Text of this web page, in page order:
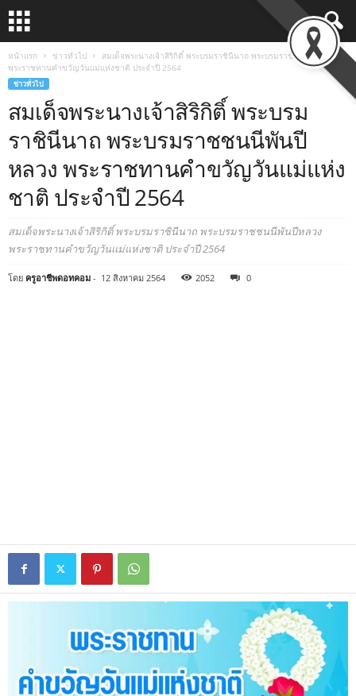
หน้าแรก ข่าวทั่วไป
สมเด็จพระนางเจ้าสิริกิติ์ พระบรมราชินีนาถ พระบรมราชชนนีพันปีหลวง
พระราชทานคำขวัญวันแม่แห่งชาติ ประจำปี 2564
ข่าวทั่วไป
สมเด็จพระนางเจ้าสิริกิติ์ พระบรม
ราชินีนาถ พระบรมราชชนนีพันปี
หลวง พระราชทานคำขวัญวันแม่แห่ง
ชาติ ประจำปี 2564
สมเด็จพระนางเจ้าสิริกิติ์ พระบรมราชินีนาถ พระบรมราชชนนีพันปีหลวง
พระราชทานคำขวัญวันแม่แห่งชาติ ประจำปี 2564
โดย ครูอาชีพดอทคอม - 12 สิงหาคม 2564 2052 0